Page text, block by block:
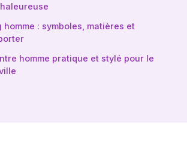
homme : symboles, matières et
homme pratique et stylé pour le